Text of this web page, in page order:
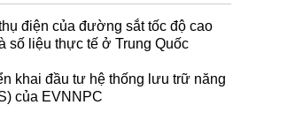
điện của đường sắt tốc độ cao
số liệu thực tế ở Trung Quốc
khai đầu tư hệ thống lưu trữ năng
của EVNNPC